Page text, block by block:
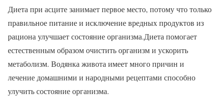
Диета при асците занимает первое место, потому что только
правильное питание и исключение вредных продуктов из
рациона улучшает состояние организма.Диета помогает
естественным образом очистить организм и ускорить
метаболизм. Водянка живота имеет много причин и
лечение домашними и народными рецептами способно
улучить состояние организма.